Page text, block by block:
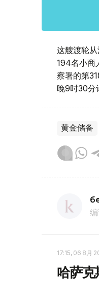
这艘渡轮
194名小商
察署的第
晚9时30分
黄金储备
17:15, 06 8月
哈萨克